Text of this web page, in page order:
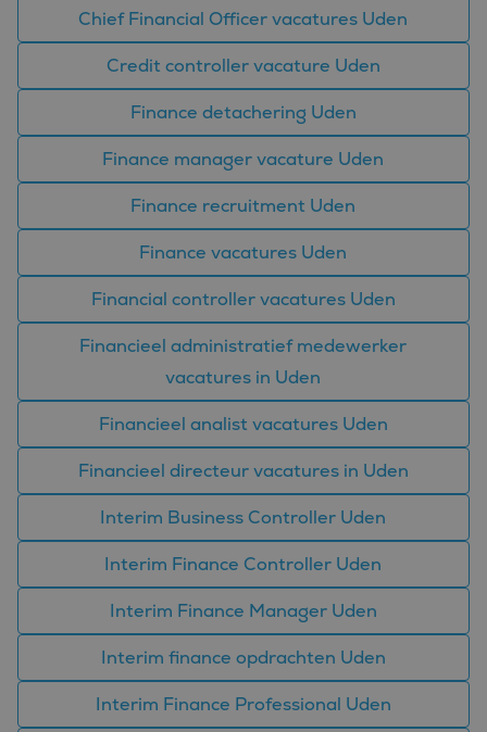
Chief Financial Officer vacatures Uden
Credit controller vacature Uden
Finance detachering Uden
Finance manager vacature Uden
Finance recruitment Uden
Finance vacatures Uden
Financial controller vacatures Uden
Financieel administratief medewerker
vacatures in Uden
Financieel analist vacatures Uden
Financieel directeur vacatures in Uden
Interim Business Controller Uden
Interim Finance Controller Uden
Interim Finance Manager Uden
Interim finance opdrachten Uden
Interim Finance Professional Uden